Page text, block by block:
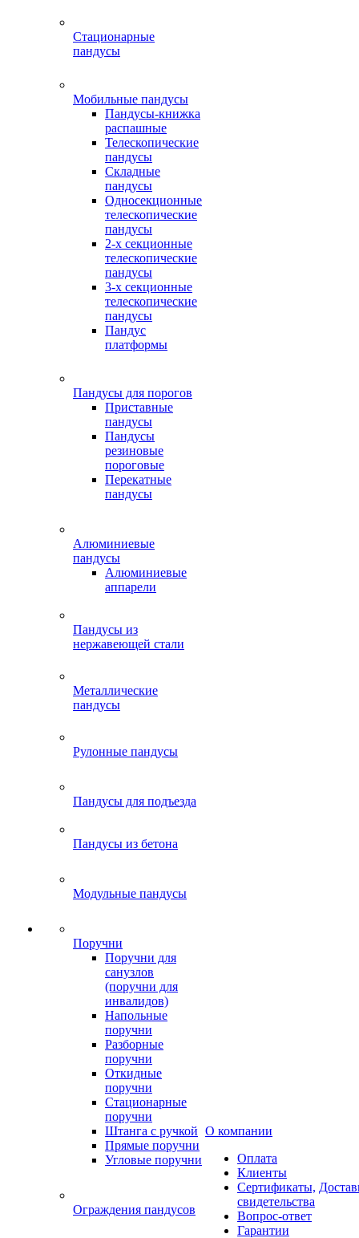
Стационарные
пандусы
Мобильные пандусы
Пандусы-книжка
распашные
Телескопические
пандусы
Складные
пандусы
Односекционные
телескопические
пандусы
2-х секционные
телескопические
пандусы
3-х секционные
телескопические
пандусы
Пандус
платформы
Пандусы для порогов
Приставные
пандусы
Пандусы
резиновые
пороговые
Перекатные
пандусы
Алюминиевые
пандусы
Алюминиевые
аппарели
Пандусы из
нержавеющей стали
Металлические
пандусы
Рулонные пандусы
Пандусы для подъезда
Пандусы из бетона
Модульные пандусы
Поручни
Поручни для
санузлов
(поручни для
инвалидов)
Напольные
поручни
Разборные
поручни
Откидные
поручни
Стационарные
поручни
Штанга с ручкой
Прямые поручни
Угловые поручни
Ограждения пандусов
О компании
Оплата
Клиенты
Сертификаты,
свидетельства
Вопрос-ответ
Гарантии